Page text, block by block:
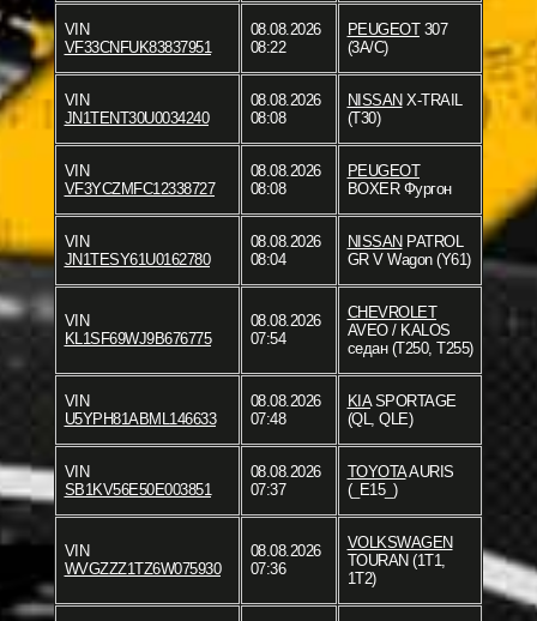
VIN
VF33CNFUK83837951
08.08.2026
08:22
PEUGEOT307
(3A/C)
VIN
JN1TENT30U0034240
08.08.2026
08:08
NISSAN X-TRAIL
(T30)
VIN
VF3YCZMFC12338727
08.08.2026
08:08
PEUGEOT
BOXER Фургон
VIN
JN1TESY61U0162780
08.08.2026
08:04
NISSAN PATROL
GR V Wagon (Y61)
VIN
KL1SF69WJ9B676775
08.08.2026
07:54
CHEVROLET
AVEO / KALOS
седан (T250, T255)
VIN
U5YPH81ABML146633
08.08.2026
07:48
KIASPORTAGE
(QL, QLE)
VIN
SB1KV56E50E003851
08.08.2026
07:37
TOYOTAAURIS
(_E15_)
VIN
WVGZZZ1TZ6W075930
08.08.2026
07:36
VOLKSWAGEN
TOURAN (1T1,
1T2)